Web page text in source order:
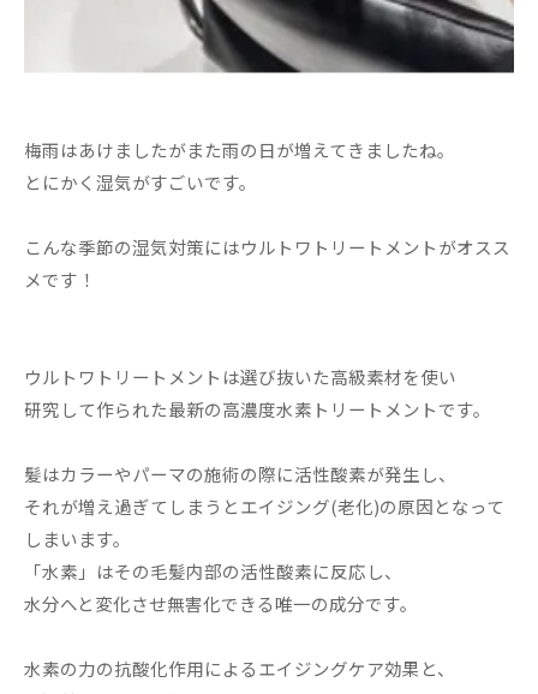
梅雨はあけましたがまた雨の日が増えてきましたね。
とにかく湿気がすごいです。
こんな季節の湿気対策にはウルトワトリートメントがオスス
メです！
ウルトワトリートメントは選び抜いた高級素材を使い
研究して作られた最新の高濃度水素トリートメントです。
髪はカラーやパーマの施術の際に活性酸素が発生し、
それが増え過ぎてしまうとエイジング(老化)の原因となって
しまいます。
「水素」はその毛髪内部の活性酸素に反応し、
水分へと変化させ無害化できる唯一の成分です。
水素の力の抗酸化作用によるエイジングケア効果と、